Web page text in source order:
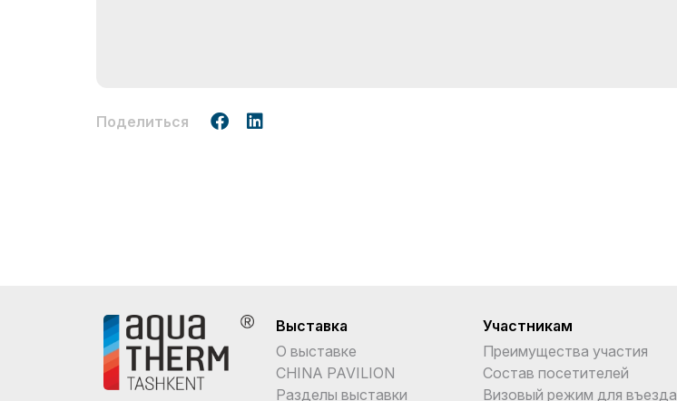
Поделиться
Выставка
О выставке
CHINA PAVILION
Разделы выставки
Участникам
Преимущества участия
Состав посетителей
Визовый режим для въезда